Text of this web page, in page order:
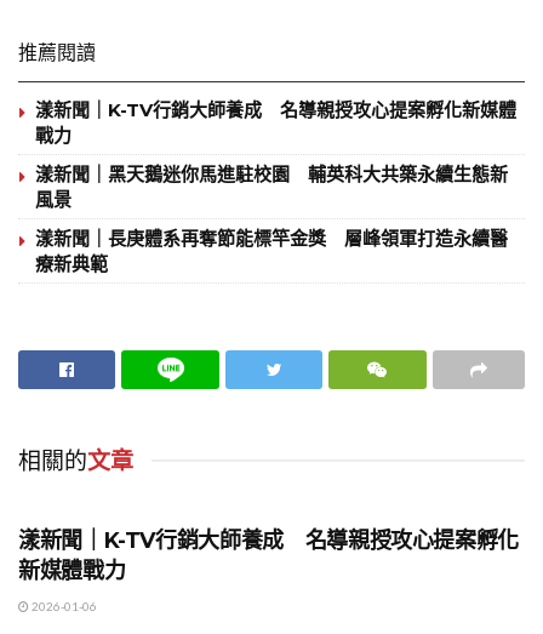
推薦閱讀
漾新聞｜K-TV行銷大師養成 名導親授攻心提案孵化新媒體
戰力
漾新聞｜黑天鵝迷你馬進駐校園 輔英科大共築永續生態新
風景
漾新聞｜長庚體系再奪節能標竿金獎 層峰領軍打造永續醫
療新典範
相關的文章
漾新聞｜K-TV行銷大師養成 名導親授攻心提案孵化
新媒體戰力
2026-01-06